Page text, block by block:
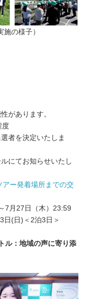
の様子）
があります。
度
者を決定いたしま
にてお知らせいたし
アー発着場所までの交
7月27日（木）23:59
日(日)＜2泊3日＞
ル：地域の声に寄り添